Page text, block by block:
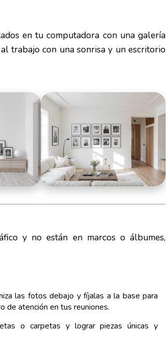
en tu computadora con una galería
trabajo con una sonrisa y un escritorio
y no están en marcos o álbumes,
las fotos debajo y fíjalas a la base para
de atención en tus reuniones.
o carpetas y lograr piezas únicas y